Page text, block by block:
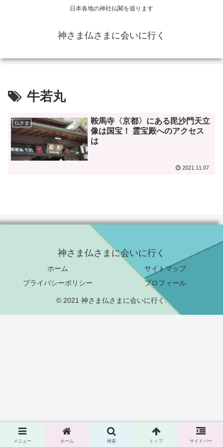
日本各地の神社仏閣を巡ります
神さま仏さまに会いに行く
牛若丸
仏さま
鞍馬寺〈京都〉にある毘沙門天立
像は国宝！ 霊宝殿へのアクセス
は
2021.11.07
神さま仏さまに会いに行く
ホーム
サイトマップ
プライバシーポリシー
プロフィール
© 2021 神さま仏さまに会いに行く.
メニュー ホーム 検索 トップ サイドバー